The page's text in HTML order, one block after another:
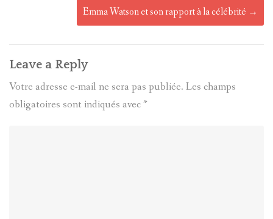
Emma Watson et son rapport à la célébrité →
Leave a Reply
Votre adresse e-mail ne sera pas publiée. Les champs
obligatoires sont indiqués avec*